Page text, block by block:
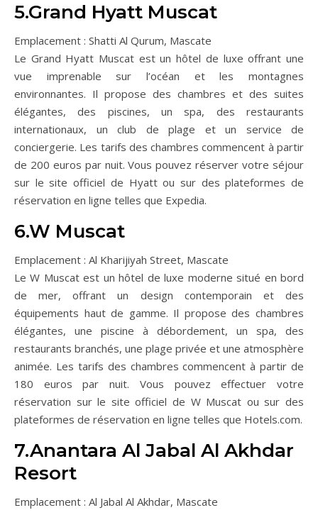
5.Grand Hyatt Muscat
Emplacement : Shatti Al Qurum, Mascate
Le Grand Hyatt Muscat est un hôtel de luxe offrant une
vue imprenable sur l’océan et les montagnes
environnantes. Il propose des chambres et des suites
élégantes, des piscines, un spa, des restaurants
internationaux, un club de plage et un service de
conciergerie. Les tarifs des chambres commencent à partir
de 200 euros par nuit. Vous pouvez réserver votre séjour
sur le site officiel de Hyatt ou sur des plateformes de
réservation en ligne telles que Expedia.
6.W Muscat
Emplacement : Al Kharijiyah Street, Mascate
Le W Muscat est un hôtel de luxe moderne situé en bord
de mer, offrant un design contemporain et des
équipements haut de gamme. Il propose des chambres
élégantes, une piscine à débordement, un spa, des
restaurants branchés, une plage privée et une atmosphère
animée. Les tarifs des chambres commencent à partir de
180 euros par nuit. Vous pouvez effectuer votre
réservation sur le site officiel de W Muscat ou sur des
plateformes de réservation en ligne telles que Hotels.com.
7.Anantara Al Jabal Al Akhdar
Resort
Emplacement : Al Jabal Al Akhdar, Mascate